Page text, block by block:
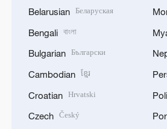
Belarusian Беларуская
Bengali বাংলা
Bulgarian Български
Cambodian ខ្មែរ
Croatian Hrvatski
Czech Český